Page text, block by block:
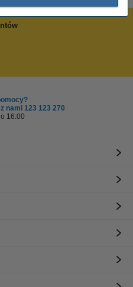
nami 123 123 270
16:00